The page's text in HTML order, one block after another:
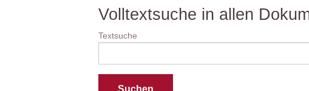
Volltextsuche in allen
Textsuche